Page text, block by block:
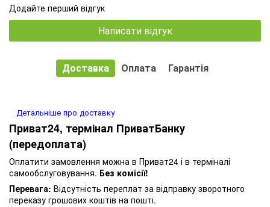
Додайте перший відгук
Написати відгук
Доставка Оплата Гарантія
Детальніше про доставку
Приват24, термінал ПриватБанку
(передоплата)
Оплатити замовлення можна в Приват24 і в терміналі
самообслуговування. Без комісії!
Перевага: Відсутність переплат за відправку зворотного
переказу грошових коштів на пошті.